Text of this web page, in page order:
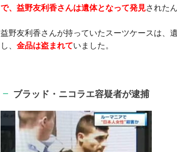
で、益野友利香さんは遺体となって発見された
益野友利香さんが持っていたスーツケースは、
し、 金品は盗まれていました。
ブラッド・ニコラエ容疑者が逮捕